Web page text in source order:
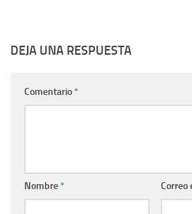
DEJA UNA RESPUESTA
Comentario*
Nombre* Correo